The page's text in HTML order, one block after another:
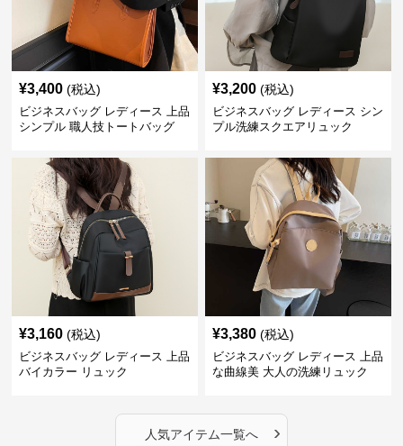
¥3,400 (税込)
ビジネスバッグ レディース 上品
シンプル 職人技トートバッグ
¥3,200 (税込)
ビジネスバッグ レディース シン
プル洗練スクエアリュック
¥3,160 (税込)
ビジネスバッグ レディース 上品
バイカラー リュック
¥3,380 (税込)
ビジネスバッグ レディース 上品
な曲線美 大人の洗練リュック
人気アイテム一覧へ ›